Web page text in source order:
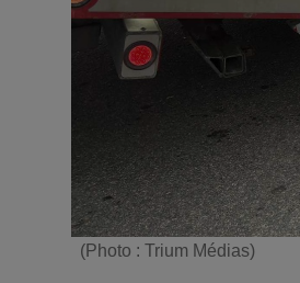
(Photo : Trium Médias)